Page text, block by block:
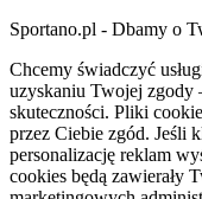
Sportano.pl - Dbamy o
Chcemy świadczyć
uzyskaniu Twojej zgody
skuteczności. Pliki
przez Ciebie zgód. Jeśli
personalizację reklam
cookies będą zawierały